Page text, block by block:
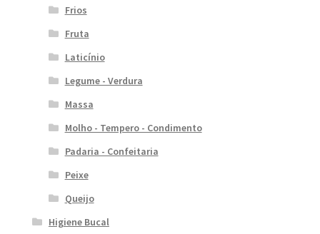
Frios
Fruta
Laticínio
Legume - Verdura
Massa
Molho - Tempero - Condimento
Padaria - Confeitaria
Peixe
Queijo
Higiene Bucal